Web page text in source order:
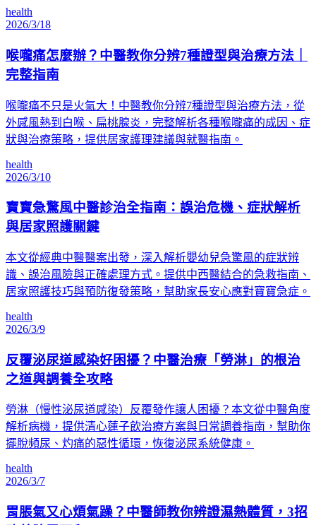
health
2026/3/18
喉嚨痛怎麼辦？中醫教你分辨7種證型與治療方法｜
完整指南
喉嚨痛不只是火氣大！中醫教你分辨7種證型與治療方法，從
外感風熱到白喉、扁桃腺炎，完整解析各種喉嚨痛的成因、症
狀與治療策略，提供居家護理建議與就醫指南。
health
2026/3/10
寶寶急驚風中醫診治全指南：誤治危機、症狀解析
與居家照護關鍵
本文從經典中醫醫案出發，深入解析嬰幼兒急驚風的症狀辨
識、誤治風險與正確處理方式。提供中西醫結合的急救指南、
居家照護技巧與預防復發策略，幫助家長安心應對寶寶急症。
health
2026/3/9
反覆泌尿道感染好困擾？中醫治療「勞淋」的根治
之道與調養全攻略
勞淋（慢性泌尿道感染）反覆發作讓人困擾？本文從中醫角度
解析病機，提供清心蓮子飲治療方案與日常調養指南，幫助你
擺脫頻尿、灼痛的惡性循環，恢復泌尿系統健康。
health
2026/3/7
胃脹氣又心煩氣躁？中醫師教你辨證濕熱體質，3招